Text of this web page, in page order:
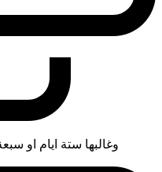
وغالبها ستة ايام او